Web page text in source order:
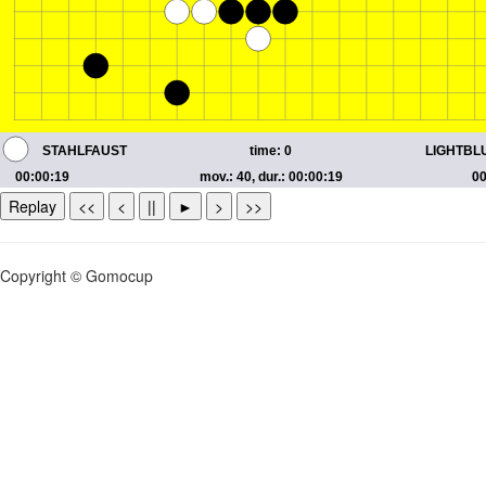
Replay << < || ► > >>
Copyright © Gomocup